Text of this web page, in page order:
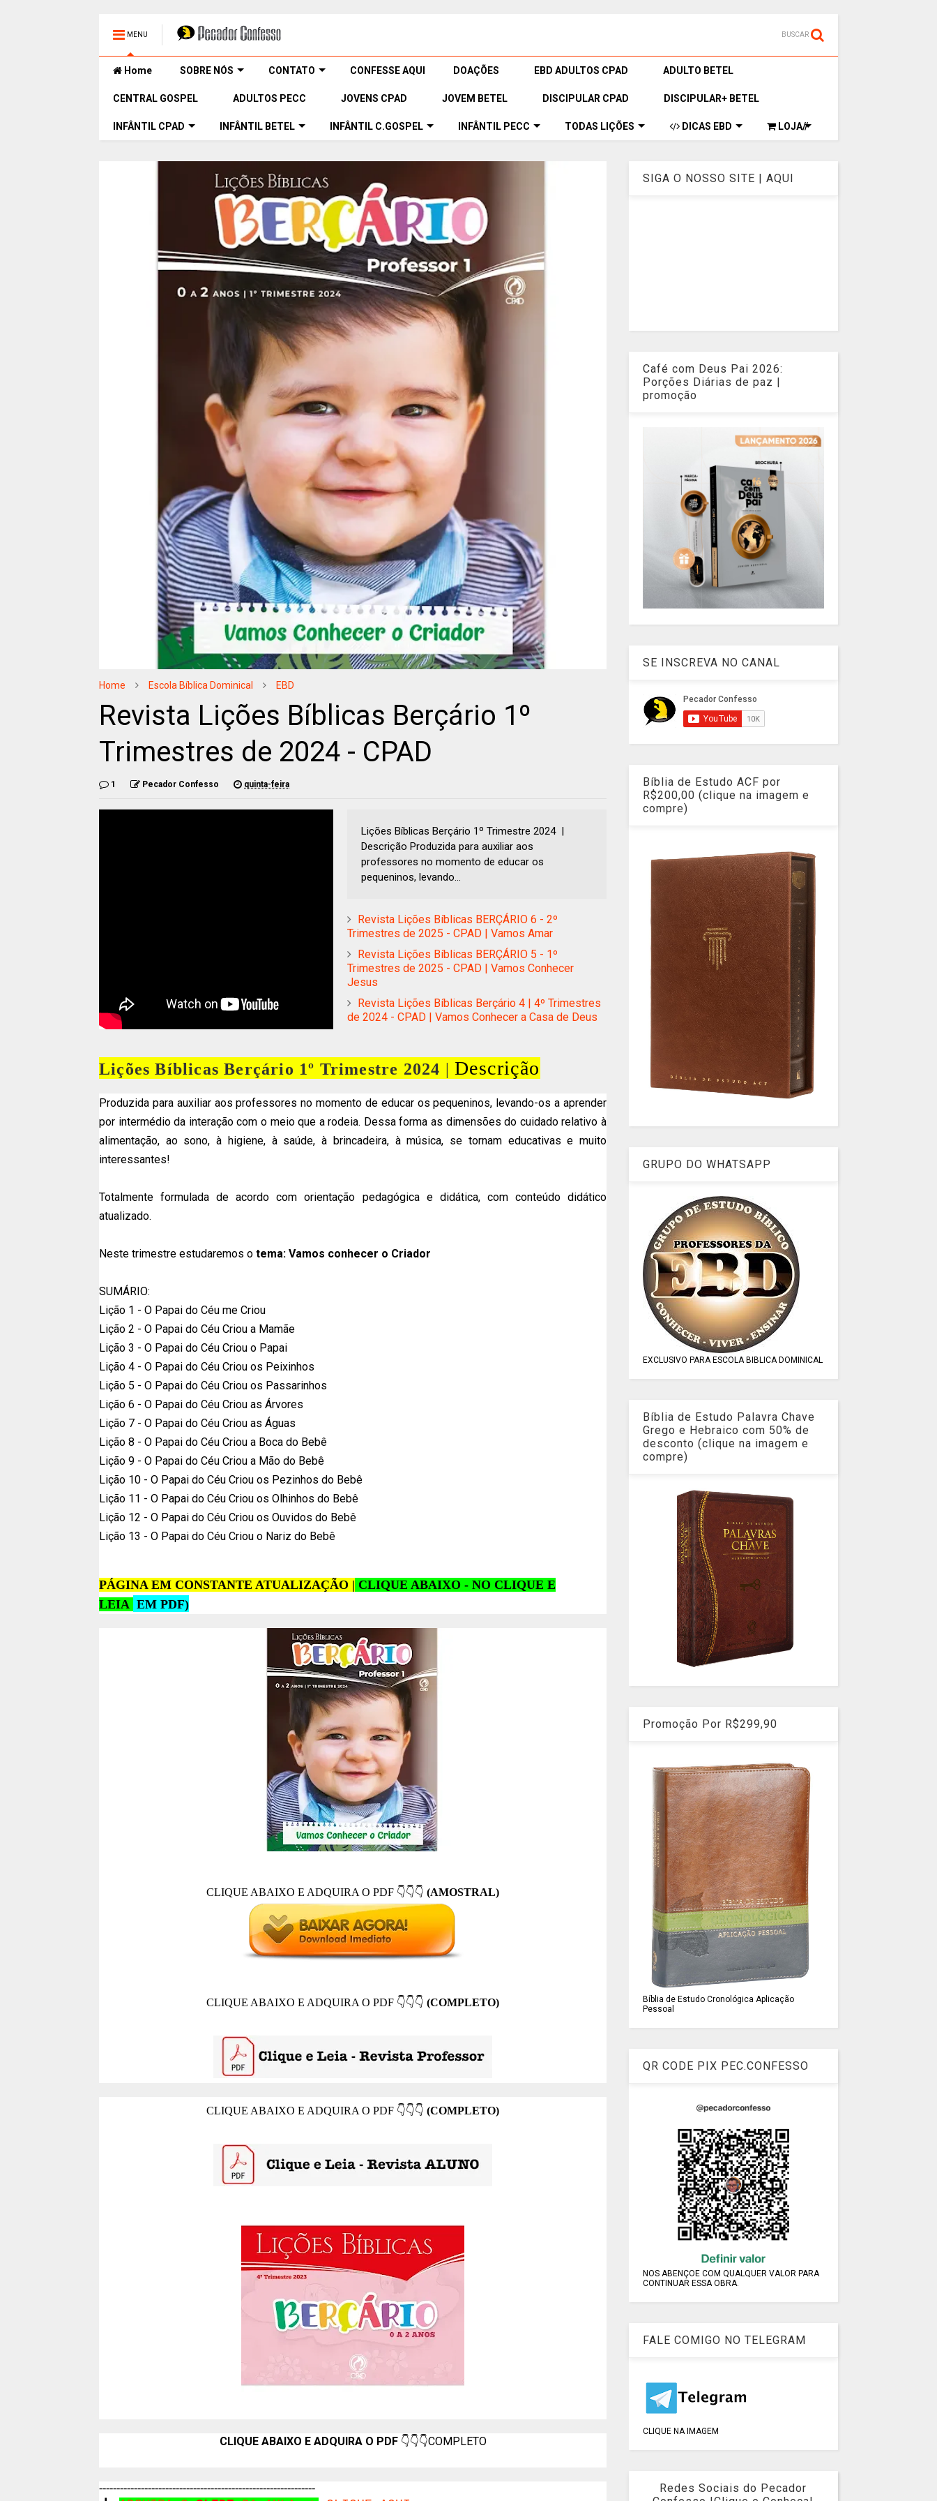
MENU BUSCAR
Home SOBRE NÓS CONTATO CONFESSE AQUI DOAÇÕES EBD ADULTOS CPAD ADULTO BETEL
CENTRAL GOSPEL ADULTOS PECC JOVENS CPAD JOVEM BETEL DISCIPULAR CPAD DISCIPULAR+ BETEL
INFÂNTIL CPAD INFÂNTIL BETEL INFÂNTIL C.GOSPEL INFÂNTIL PECC TODAS LIÇÕES DICAS EBD LOJA//
Home Escola Bíblica Dominical EBD
Revista Lições Bíblicas Berçário 1º
Trimestres de 2024 - CPAD
1 Pecador Confesso quinta-feira
Lições Bíblicas Berçário 1º Trimestre 2024 |
Descrição Produzida para auxiliar aos
professores no momento de educar os
pequeninos, levando...
Revista Lições Bíblicas BERÇÁRIO 6 - 2º
Trimestres de 2025 - CPAD | Vamos Amar
Revista Lições Bíblicas BERÇÁRIO 5 - 1º
Trimestres de 2025 - CPAD | Vamos Conhecer
Jesus
Revista Lições Bíblicas Berçário 4 | 4º Trimestres
de 2024 - CPAD | Vamos Conhecer a Casa de Deus
Lições Bíblicas Berçário 1º Trimestre 2024 |Descrição
Produzida para auxiliar aos professores no momento de educar os pequeninos, levando-os a aprender
por intermédio da interação com o meio que a rodeia. Dessa forma as dimensões do cuidado relativo à
alimentação, ao sono, à higiene, à saúde, à brincadeira, à música, se tornam educativas e muito
interessantes!
Totalmente formulada de acordo com orientação pedagógica e didática, com conteúdo didático
atualizado.
Neste trimestre estudaremos o tema: Vamos conhecer o Criador
SUMÁRIO:
Lição 1 - O Papai do Céu me Criou
Lição 2 - O Papai do Céu Criou a Mamãe
Lição 3 - O Papai do Céu Criou o Papai
Lição 4 - O Papai do Céu Criou os Peixinhos
Lição 5 - O Papai do Céu Criou os Passarinhos
Lição 6 - O Papai do Céu Criou as Árvores
Lição 7 - O Papai do Céu Criou as Águas
Lição 8 - O Papai do Céu Criou a Boca do Bebê
Lição 9 - O Papai do Céu Criou a Mão do Bebê
Lição 10 - O Papai do Céu Criou os Pezinhos do Bebê
Lição 11 - O Papai do Céu Criou os Olhinhos do Bebê
Lição 12 - O Papai do Céu Criou os Ouvidos do Bebê
Lição 13 - O Papai do Céu Criou o Nariz do Bebê
PÁGINA EM CONSTANTE ATUALIZAÇÃO | CLIQUE ABAIXO - NO CLIQUE E
LEIA EM PDF)
CLIQUE ABAIXO E ADQUIRA O PDF 👇👇👇 (AMOSTRAL)
CLIQUE ABAIXO E ADQUIRA O PDF 👇👇👇 (COMPLETO)
CLIQUE ABAIXO E ADQUIRA O PDF 👇👇👇 (COMPLETO)
CLIQUE ABAIXO E ADQUIRA O PDF👇👇👇COMPLETO
--------------------------------------------------------------
SIGA O NOSSO SITE | AQUI
Café com Deus Pai 2026:
Porções Diárias de paz |
promoção
SE INSCREVA NO CANAL
Bíblia de Estudo ACF por
R$200,00 (clique na imagem e
compre)
GRUPO DO WHATSAPP
EXCLUSIVO PARA ESCOLA BIBLICA DOMINICAL
Bíblia de Estudo Palavra Chave
Grego e Hebraico com 50% de
desconto (clique na imagem e
compre)
Promoção Por R$299,90
Bíblia de Estudo Cronológica Aplicação
Pessoal
QR CODE PIX PEC.CONFESSO
NOS ABENÇOE COM QUALQUER VALOR PARA
CONTINUAR ESSA OBRA.
FALE COMIGO NO TELEGRAM
CLIQUE NA IMAGEM
Redes Sociais do Pecador